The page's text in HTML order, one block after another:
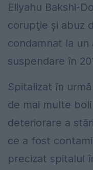
Eliyahu Bakshi-
corupţie şi abuz
condamnat la un
suspendare în
Spitalizat în
de mai multe
deteriorare a
ce a fost
precizat spitalul